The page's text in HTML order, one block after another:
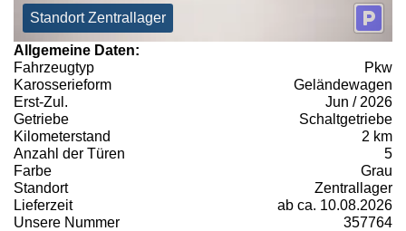
Standort Zentrallager
Allgemeine Daten:
Fahrzeugtyp
Pkw
Karosserieform
Geländewagen
Erst-Zul.
Jun / 2026
Getriebe
Schaltgetriebe
Kilometerstand
2 km
Anzahl der Türen
5
Farbe
Grau
Standort
Zentrallager
Lieferzeit
ab ca. 10.08.2026
Unsere Nummer
357764